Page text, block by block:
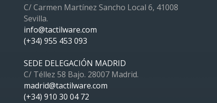
C/ Carmen Martínez Sancho Local 6, 41008
Sevilla.
info@tactilware.com
(+34) 955 453 093
SEDE DELEGACIÓN MADRID
C/ Téllez 58 Bajo. 28007 Madrid.
madrid@tactilware.com
(+34) 910 30 04 72